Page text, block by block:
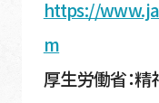
https://
m
厚生労働省：